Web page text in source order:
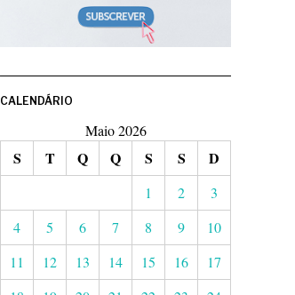
CALENDÁRIO
Maio 2026
S T Q Q S S D
1 2
3
4
5 6 7 8 9
10
11
12 13 14 15 16
17